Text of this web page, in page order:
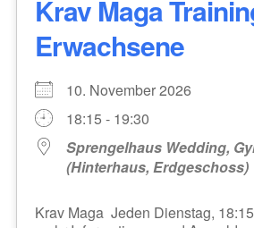
Krav Maga
Erwachsene
10. November 2026
18:15 - 19:30
Sprengelhaus Wedding,
(Hinterhaus, Erdgeschoss)
Krav Maga Jeden Dienstag,